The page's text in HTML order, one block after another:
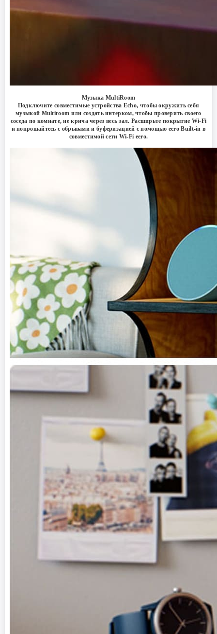
Музыка MultiRoom
Подключите совместимые устройства Echo, чтобы окружить себя
музыкой Multiroom или создать интерком, чтобы проверить своего
соседа по комнате, не крича через весь зал. Расширьте покрытие Wi-Fi
и попрощайтесь с обрывами и буферизацией с помощью eero Built-in в
совместимой сети Wi-Fi eero.